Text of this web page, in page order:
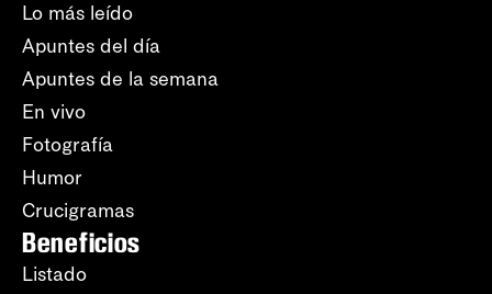
Lo más leído
Apuntes del día
Apuntes de la semana
En vivo
Fotografía
Humor
Crucigramas
Beneficios
Listado